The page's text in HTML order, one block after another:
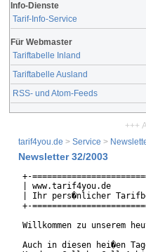
Info-Dienste
Tarif-Info-Service
Für Webmaster
Tariftabelle Inland
Tariftabelle Ausland
RSS- und Atom-Feeds
+++
tarif4you.de > Service >
Newsletter 32/2003
+-
| www.tarif4you.de
| Ihr pers�nlicher
+-
Willkommen zu unserem
Auch in diesen hei�en